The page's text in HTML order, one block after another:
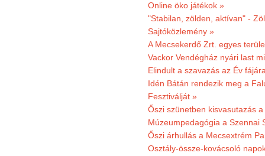
Online öko játékok »
"Stabilan, zölden, aktívan" -
Sajtóközlemény »
A Mecsekerdő Zrt. egyes
Vackor Vendégház nyári last
Elindult a szavazás az Év
Idén Bátán rendezik meg a
Fesztiválját »
Őszi szünetben kisvasutazás
Múzeumpedagógia a Szennai
Őszi árhullás a Mecsextrém
Osztály-össze-kovácsoló